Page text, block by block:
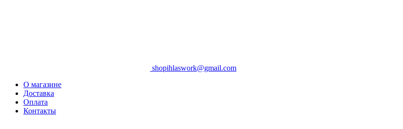
shopihlaswork@gmail.com
О магазине
Доставка
Оплата
Контакты